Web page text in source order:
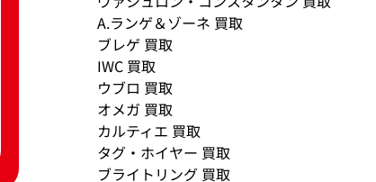
A.ランゲ＆ゾーネ 買取
ブレゲ 買取
IWC 買取
ウブロ 買取
オメガ 買取
カルティエ 買取
タグ・ホイヤー 買取
ブライトリング 買取